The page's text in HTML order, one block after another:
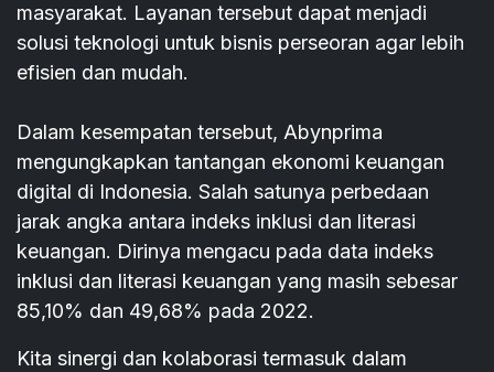
masyarakat. Layanan tersebut dapat menjadi
solusi teknologi untuk bisnis perseoran agar lebih
efisien dan mudah.
Dalam kesempatan tersebut, Abynprima
mengungkapkan tantangan ekonomi keuangan
digital di Indonesia. Salah satunya perbedaan
jarak angka antara indeks inklusi dan literasi
keuangan. Dirinya mengacu pada data indeks
inklusi dan literasi keuangan yang masih sebesar
85,10% dan 49,68% pada 2022.
Kita sinergi dan kolaborasi termasuk dalam